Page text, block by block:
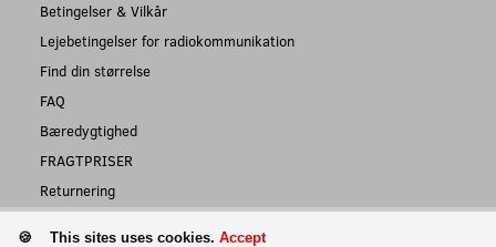
Betingelser & Vilkår
Lejebetingelser for radiokommunikation
Find din størrelse
FAQ
Bæredygtighed
FRAGTPRISER
Returnering
This sites uses cookies. Accept